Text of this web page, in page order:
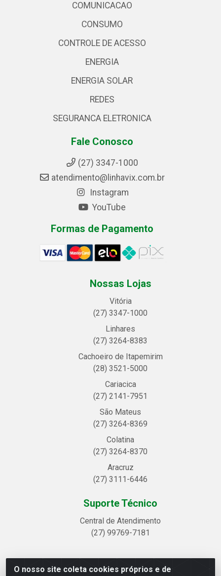
O nosso site coleta cookies próprios e de
COMUNICACAO
CONSUMO
CONTROLE DE ACESSO
ENERGIA
ENERGIA SOLAR
REDES
SEGURANCA ELETRONICA
Fale Conosco
(27) 3347-1000
atendimento@linhavix.com.br
Instagram
YouTube
Formas de Pagamento
Nossas Lojas
Vitória
(27) 3347-1000
Linhares
(27) 3264-8383
Cachoeiro de Itapemirim
(28) 3521-5000
Cariacica
(27) 2141-7951
São Mateus
(27) 3264-8369
Colatina
(27) 3264-8370
Aracruz
(27) 3111-6446
Suporte Técnico
Central de Atendimento
(27) 99769-7181